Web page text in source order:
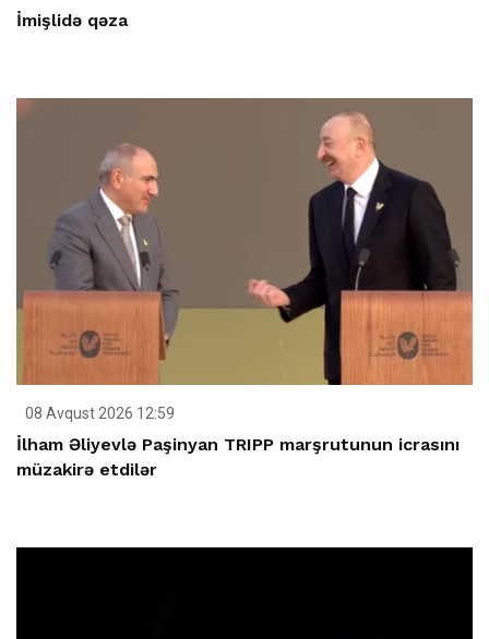
İmişlidə qəza
08 Avqust 2026 12:59
İlham Əliyevlə Paşinyan TRIPP marşrutunun icrasını
müzakirə etdilər